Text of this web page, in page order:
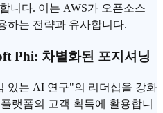
니다. 이는 AWS가 오픈소스
하는 전략과 유사합니다.
Phi: 차별화된 포지셔닝
있는 AI 연구"의 리더십을 강화
랫폼의 고객 획득에 활용합니